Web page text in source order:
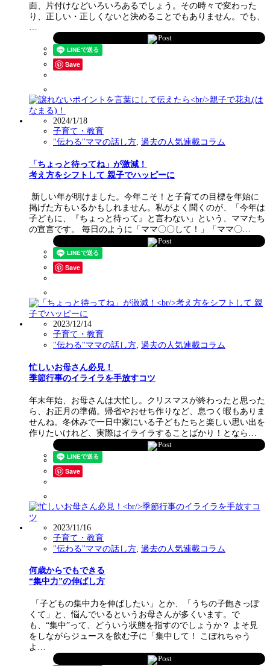
面、片付けなどいろいろあるでしょう。その時々で変わった
り、正しい・正しくないと決めることでもありません。でも、
…
Post
Save
2024/1/18
子育て・教育
"伝わる"ママの話し方, 過去の人気連載コラム
「ちょっと待ってね」が激減！
考え方をシフトして 親子でハッピーに
新しい年が明けました。今年こそ！と子育ての目標を年始に
掲げた方もいるかもしれません。私がよく聞くのが、「今年は
子どもに、『ちょっと待って』と言わない」という、ママたち
の宣言です。 毎日のように「ママ〇〇して！」「ママ〇…
Post
Save
2023/12/14
子育て・教育
"伝わる"ママの話し方, 過去の人気連載コラム
忙しいお母さん必見！
季節行事のイライラを手放すコツ
年末年始、お母さんは大忙し。クリスマスが終わったと思った
ら、お正月の準備。帰省やおせち作りなど、息つく暇もありま
せんね。冬休みで一日中家にいる子どもたちと楽しい思い出を
作りたいけれど、実際はイライラすることばかり！となら…
Post
Save
2023/11/16
子育て・教育
"伝わる"ママの話し方 過去の人気連載コラム
何歳からでもできる
“集中力”の伸ばし方
「子どもの集中力を伸ばしたい」とか、「うちの子飽きっぽ
くて」と、悩んでいるというお母さんが多くいます。で
も、“集中”って、どういう状態を指すのでしょうか？ よそ見
をしながらジュースを飲む子に「集中して！ こぼれちゃう
よ…
Post